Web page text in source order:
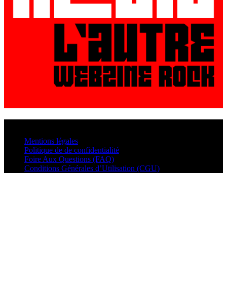
Mentions légales
Politique de de confidentialité
Foire Aux Questions (FAQ)
Conditions Générales d’Utilisation (CGU)